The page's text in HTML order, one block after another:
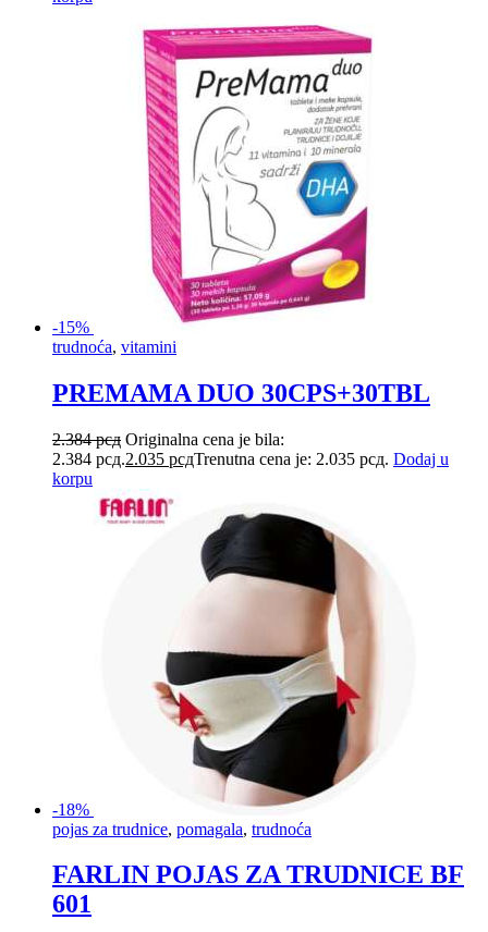
-15%
trudnoća, vitamini
PREMAMA DUO 30CPS+30TBL
2.384рсд Originalna cena je bila:
2.384 рсд.2.035 рсдTrenutna cena je: 2.035 рсд. Dodaj u
korpu
-18%
pojas za trudnice, pomagala, trudnoća
FARLIN POJAS ZA TRUDNICE BF
601